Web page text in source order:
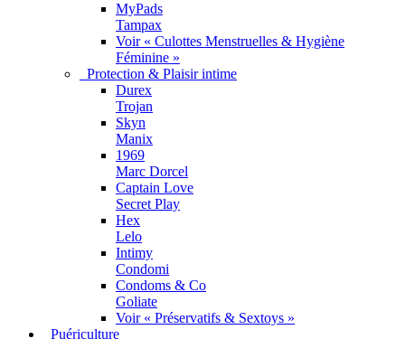
MyPads
Tampax
Voir « Culottes Menstruelles & Hygiène
Féminine »
Protection & Plaisir intime
Durex
Trojan
Skyn
Manix
1969
Marc Dorcel
Captain Love
Secret Play
Hex
Lelo
Intimy
Condomi
Condoms & Co
Goliate
Voir « Préservatifs & Sextoys »
Puériculture